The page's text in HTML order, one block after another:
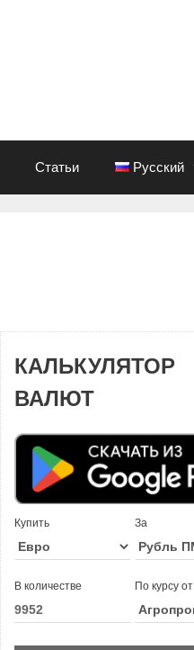
Статьи Русский
КАЛЬКУЛЯТОР
ВАЛЮТ
Купить За
В количестве По курсу от